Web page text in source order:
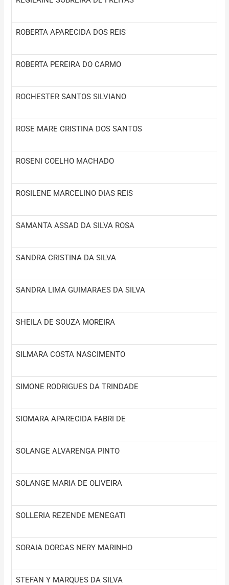
ROBERTA APARECIDA DOS REIS
ROBERTA PEREIRA DO CARMO
ROCHESTER SANTOS SILVIANO
ROSE MARE CRISTINA DOS SANTOS
ROSENI COELHO MACHADO
ROSILENE MARCELINO DIAS REIS
SAMANTA ASSAD DA SILVA ROSA
SANDRA CRISTINA DA SILVA
SANDRA LIMA GUIMARAES DA SILVA
SHEILA DE SOUZA MOREIRA
SILMARA COSTA NASCIMENTO
SIMONE RODRIGUES DA TRINDADE
SIOMARA APARECIDA FABRI DE
SOLANGE ALVARENGA PINTO
SOLANGE MARIA DE OLIVEIRA
SOLLERIA REZENDE MENEGATI
SORAIA DORCAS NERY MARINHO
STEFAN Y MARQUES DA SILVA